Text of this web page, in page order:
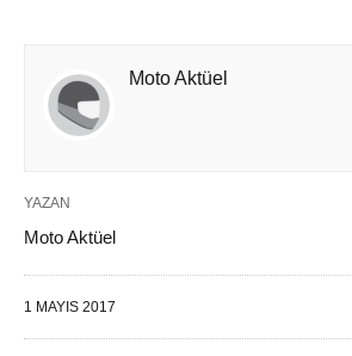
Moto Aktüel
YAZAN
Moto Aktüel
1 MAYIS 2017